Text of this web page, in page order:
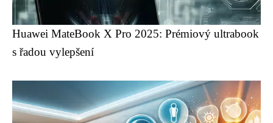
Huawei MateBook X Pro 2025: Prémiový ultrabook
s řadou vylepšení